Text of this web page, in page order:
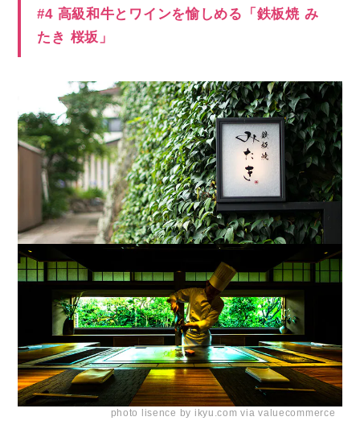
#4 高級和牛とワインを愉しめる「鉄板焼 み
たき 桜坂」
photo lisence by ikyu.com via valuecommerce